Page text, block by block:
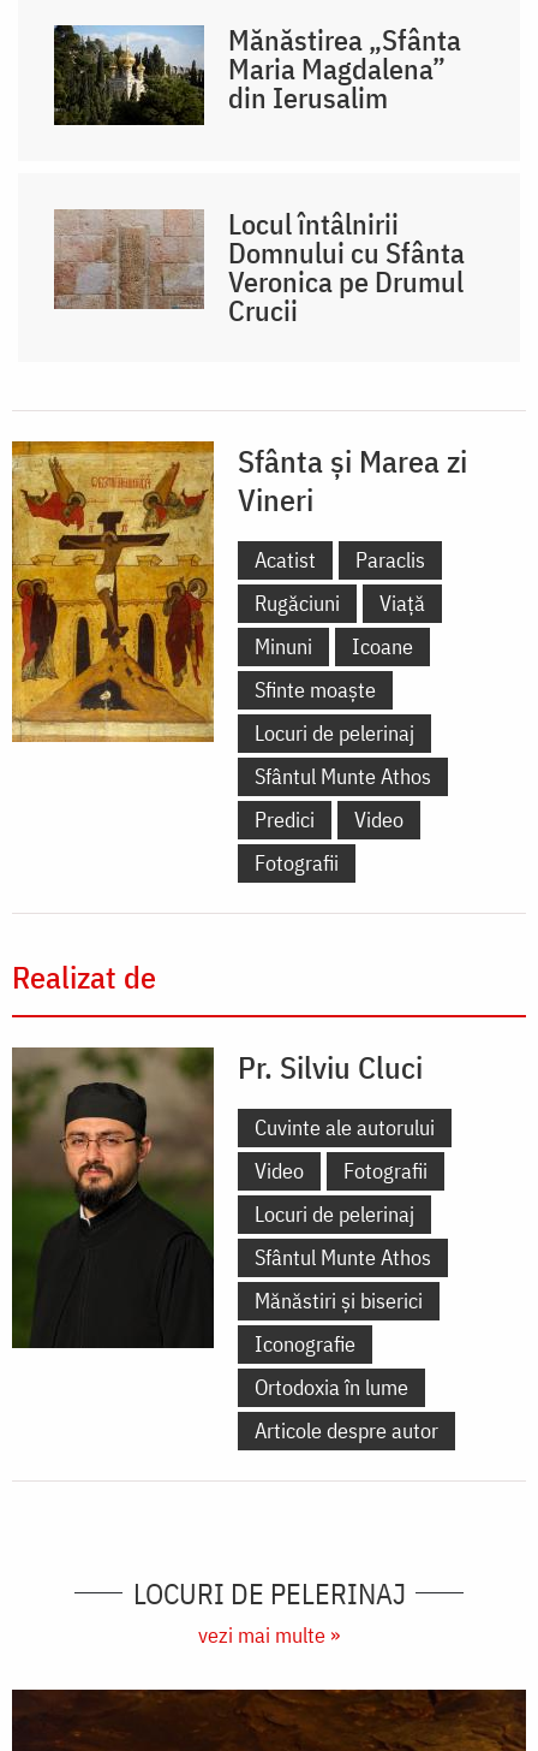
Mănăstirea „Sfânta
Maria Magdalena”
din Ierusalim
Locul întâlnirii
Domnului cu Sfânta
Veronica pe Drumul
Crucii
Sfânta și Marea zi
Vineri
Acatist
Paraclis
Rugăciuni
Viață
Minuni
Icoane
Sfinte moaște
Locuri de pelerinaj
Sfântul Munte Athos
Predici
Video
Fotografii
Realizat de
Pr. Silviu Cluci
Cuvinte ale autorului
Video
Fotografii
Locuri de pelerinaj
Sfântul Munte Athos
Mănăstiri și biserici
Iconografie
Ortodoxia în lume
Articole despre autor
LOCURI DE PELERINAJ
vezi mai multe »